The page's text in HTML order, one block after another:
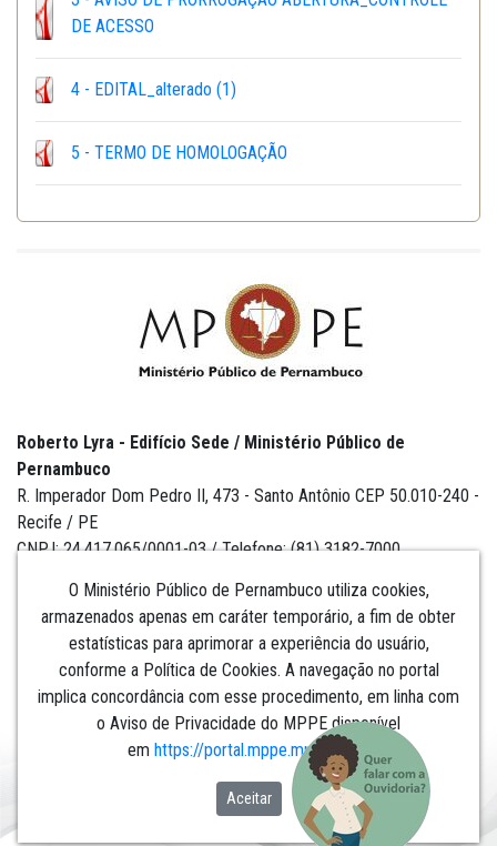
DE ACESSO
4 - EDITAL_alterado (1)
5 - TERMO DE HOMOLOGAÇÃO
O Ministério Público de Pernambuco utiliza cookies,
armazenados apenas em caráter temporário, a fim de obter
estatísticas para aprimorar a experiência do usuário,
conforme a Política de Cookies. A navegação no portal
implica concordância com esse procedimento, em linha com
o Aviso de Privacidade do MPPE disponível
em https://portal.mppe.mp.br/lgpd.​​​​​​​
Aceitar
Roberto Lyra - Edifício Sede / Ministério Público de
Pernambuco
R. Imperador Dom Pedro II, 473 - Santo Antônio CEP 50.010-240 -
Recife / PE
CNPJ: 24.417.065/0001-03 / Telefone: (81) 3182-7000
Institucional
Comunicação